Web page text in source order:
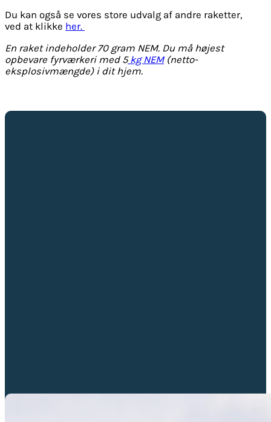
Du kan også se vores store udvalg af andre raketter,
ved at klikke her.
En raket indeholder 70 gram NEM. Du må højest
opbevare fyrværkeri med 5kg NEM(netto-
eksplosivmængde) i dit hjem.